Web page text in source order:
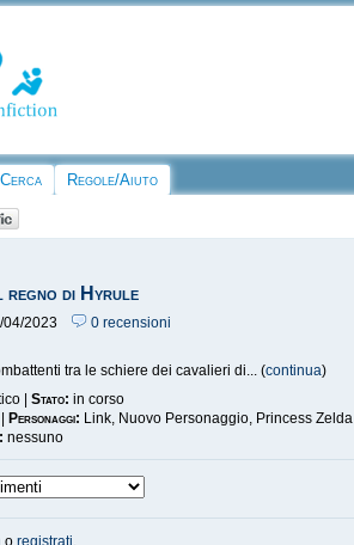
Cerca Regole/Aiuto
regno di Hyrule
04/2023
0 recensioni
tra le schiere dei cavalieri di... (continua)
|Stato: in corso
Personaggi: Link, Nuovo Personaggio, Princess Zelda
nessuno
oregistrati.